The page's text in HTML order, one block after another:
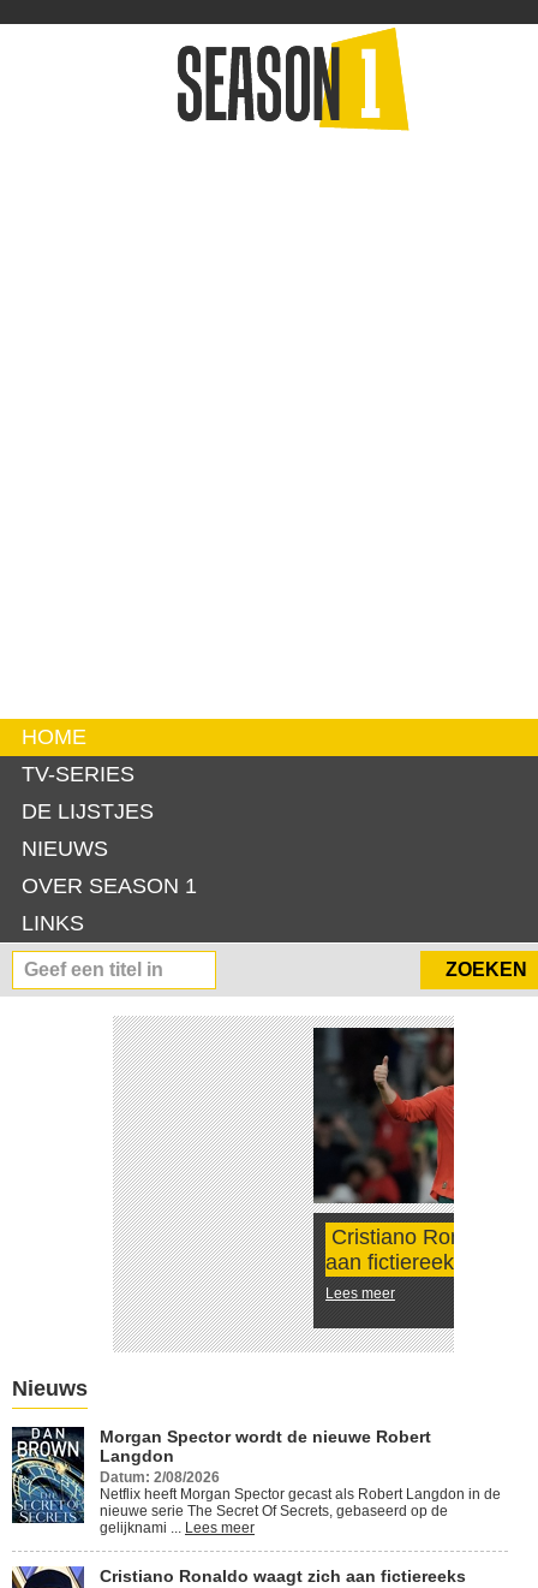
HOME
TV-SERIES
DE LIJSTJES
NIEUWS
OVER SEASON 1
LINKS
Cristiano Ronaldo waagt zich
aan fictiereeks
Lees meer
Nieuws
Morgan Spector wordt de nieuwe Robert
Langdon
Datum: 2/08/2026
Netflix heeft Morgan Spector gecast als Robert Langdon in de
nieuwe serie The Secret Of Secrets, gebaseerd op de
gelijknami ... Lees meer
Cristiano Ronaldo waagt zich aan fictiereeks